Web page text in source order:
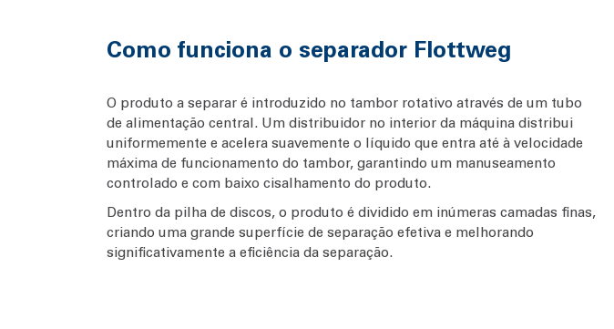
Como funciona o separador Flottweg
O produto a separar é introduzido no tambor rotativo através de um tubo
de alimentação central. Um distribuidor no interior da máquina distribui
uniformemente e acelera suavemente o líquido que entra até à velocidade
máxima de funcionamento do tambor, garantindo um manuseamento
controlado e com baixo cisalhamento do produto.
Dentro da pilha de discos, o produto é dividido em inúmeras camadas finas,
criando uma grande superfície de separação efetiva e melhorando
significativamente a eficiência da separação.